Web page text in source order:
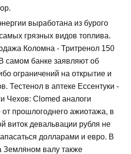
выработана из бурого
грязных видов топлива.
Коломна - Тритренол 150
самом банке заявляют об
ограничений на открытие и
Тестенол в аптеке Ессентуки -
Чехов: Clomed аналоги
прошлогоднего ажиотажа, в
виток девальвации рубля не
долларами и евро. В
Земляном валу также